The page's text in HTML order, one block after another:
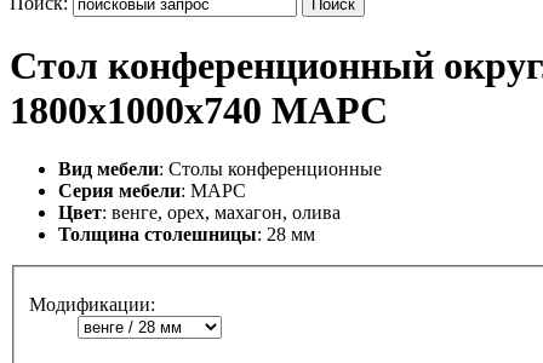
Поиск
Стол конференционный
1800х1000х740 МАРС
Вид мебели: Столы конференционные
Серия мебели: МАРС
Цвет: венге, орех, махагон, олива
Толщина столешницы: 28 мм
Модификации: